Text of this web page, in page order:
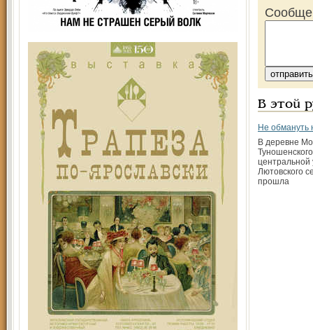
В этой
Не обмануть
В деревне
центральной
Лютовского
прошла